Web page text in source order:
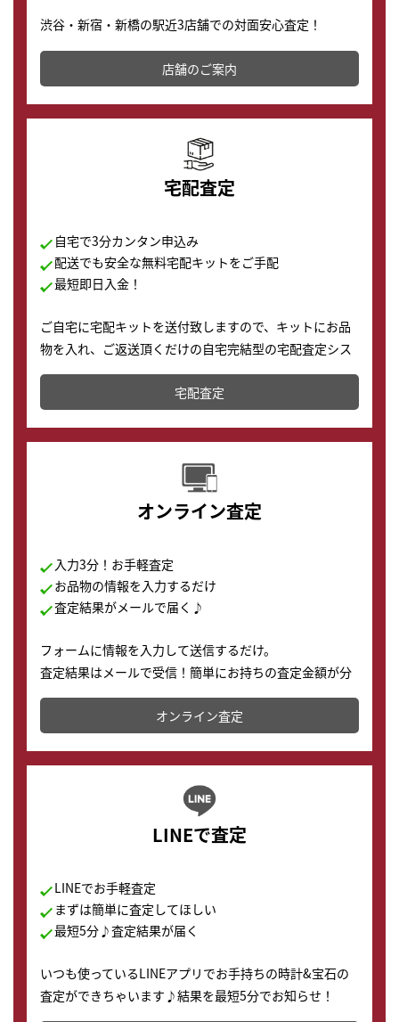
渋谷・新宿・新橋の駅近3店舗での対面安心査定！
その場で現金買取致します。渋谷本店では、時計販売の
店舗を併設しており、下取りに出してお得に新しい時計
の購入もできます♪
店舗のご案内
宅配査定
自宅で3分カンタン申込み
配送でも安全な無料宅配キットをご手配
最短即日入金！
ご自宅に宅配キットを送付致しますので、キットにお品
物を入れ、ご返送頂くだけの自宅完結型の宅配査定シス
テムです。
配送でも簡単&安全に査定・買取に出すことが可能で
す。
宅配査定
オンライン査定
入力3分！お手軽査定
お品物の情報を入力するだけ
査定結果がメールで届く♪
フォームに情報を入力して送信するだけ。
査定結果はメールで受信！簡単にお持ちの査定金額が分
かります。
オンライン査定
LINEで査定
LINEでお手軽査定
まずは簡単に査定してほしい
最短5分♪査定結果が届く
いつも使っているLINEアプリでお手持ちの時計&宝石の
査定ができちゃいます♪結果を最短5分でお知らせ！
どこからでもすぐに査定金額を知ることが出来ます。